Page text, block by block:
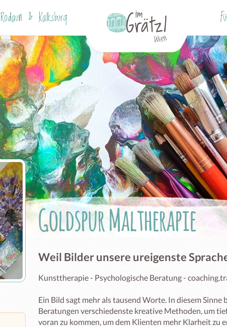
Rodaun & Kalksburg
Goldspur Maltherapie
Weil Bilder unsere ureigenste
Kunsttherapie - Psychologische Beratung -
Ein Bild sagt mehr als tausend Worte. In diesem Sinne
Beratungen verschiedenste kreative Methoden, um
voran zu kommen, um dem Klienten mehr Klarheit zu